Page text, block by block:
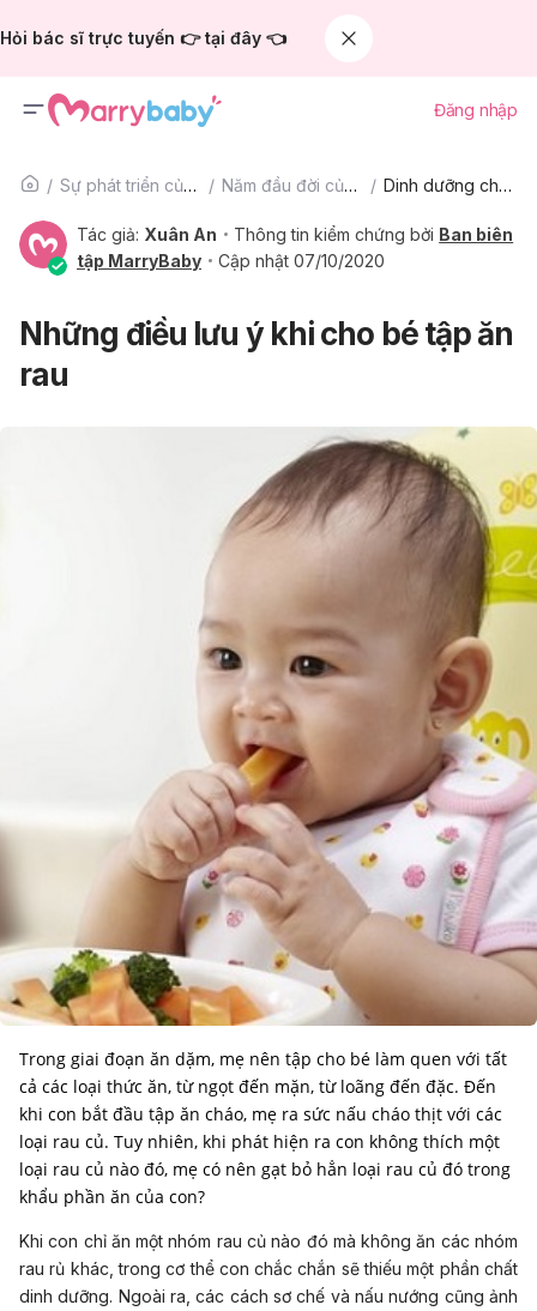
Hỏi bác sĩ trực tuyến 👉 tại đây 👈
Đăng nhập
Sự phát triển của trẻ Năm đầu đời của bé Dinh dưỡng cho bé
Tác giả: Xuân An Thông tin kiểm chứng bởi Ban biên
tập MarryBaby
Cập nhật 07/10/2020
Những điều lưu ý khi cho bé tập ăn
rau
Trong giai đoạn ăn dặm, mẹ nên tập cho bé làm quen với tất
cả các loại thức ăn, từ ngọt đến mặn, từ loãng đến đặc. Đến
khi con bắt đầu tập ăn cháo, mẹ ra sức nấu cháo thịt với các
loại rau củ. Tuy nhiên, khi phát hiện ra con không thích một
loại rau củ nào đó, mẹ có nên gạt bỏ hẳn loại rau củ đó trong
khẩu phần ăn của con?
Khi con chỉ ăn một nhóm rau củ nào đó mà không ăn các nhóm
rau rủ khác, trong cơ thể con chắc chắn sẽ thiếu một phần chất
dinh dưỡng. Ngoài ra, các cách sơ chế và nấu nướng cũng ảnh